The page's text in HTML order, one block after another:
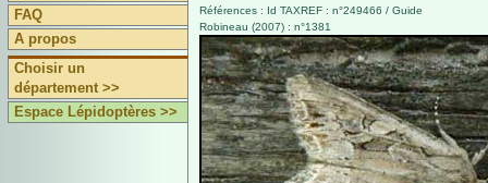
FAQ
A propos
Choisir un
département >>
Espace Lépidoptères >>
Références : Id TAXREF : n°249466 / Guide
Robineau (2007) : n°1381